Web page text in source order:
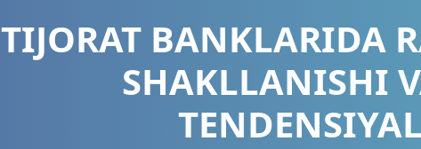
TIJORAT BANKLARIDA
SHAKLLANISHI